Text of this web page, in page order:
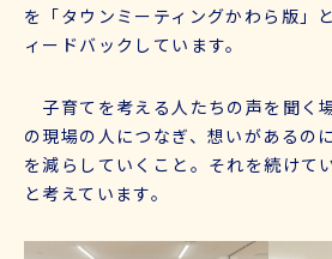
を「タウンミーティングかわら版」
ィードバックしています。
子育てを考える人たちの声を聞く
の現場の人につなぎ、想いがあるの
を減らしていくこと。それを続けて
と考えています。